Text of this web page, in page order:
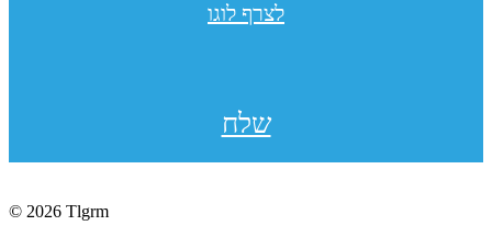
לצרף לוגו
שלח
© 2026 Tlgrm